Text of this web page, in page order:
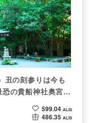
丑の刻参りは今も
の貴船神社奥宮を
599.04 ALIS
486.35 ALIS